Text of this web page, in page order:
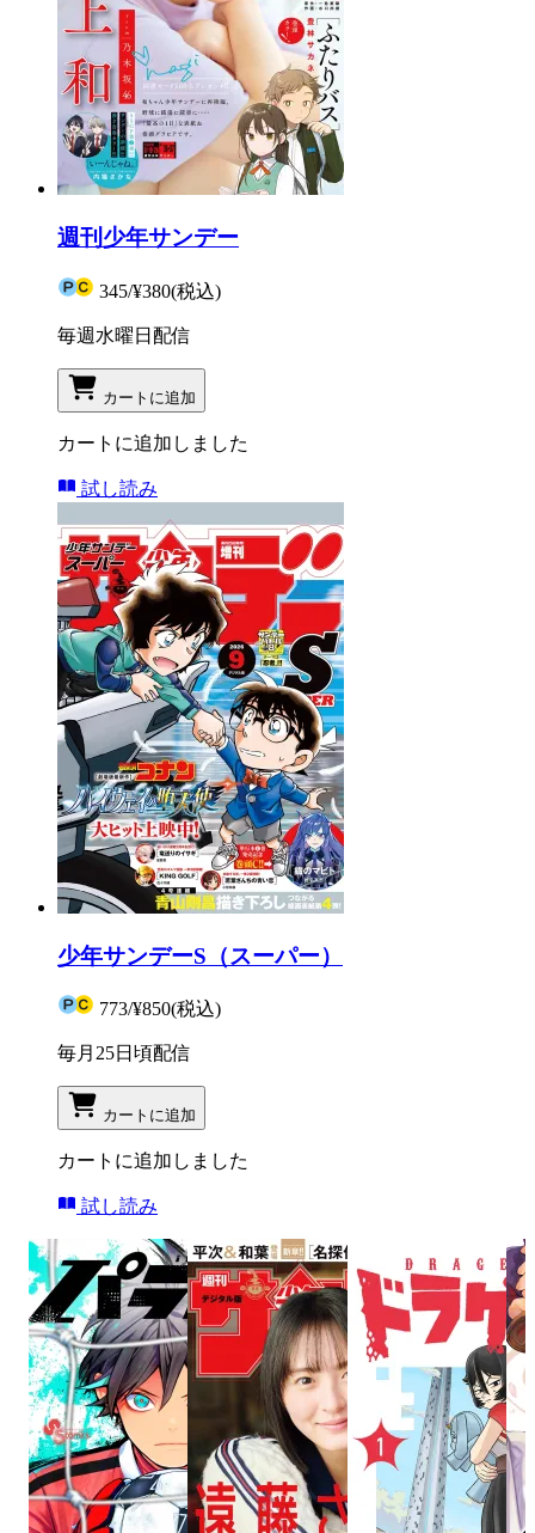
週刊少年サンデー
345/¥380(税込)
毎週水曜日配信
カートに追加
カートに追加しました
試し読み
少年サンデーS（スーパー）
773/¥850(税込)
毎月25日頃配信
カートに追加
カートに追加しました
試し読み